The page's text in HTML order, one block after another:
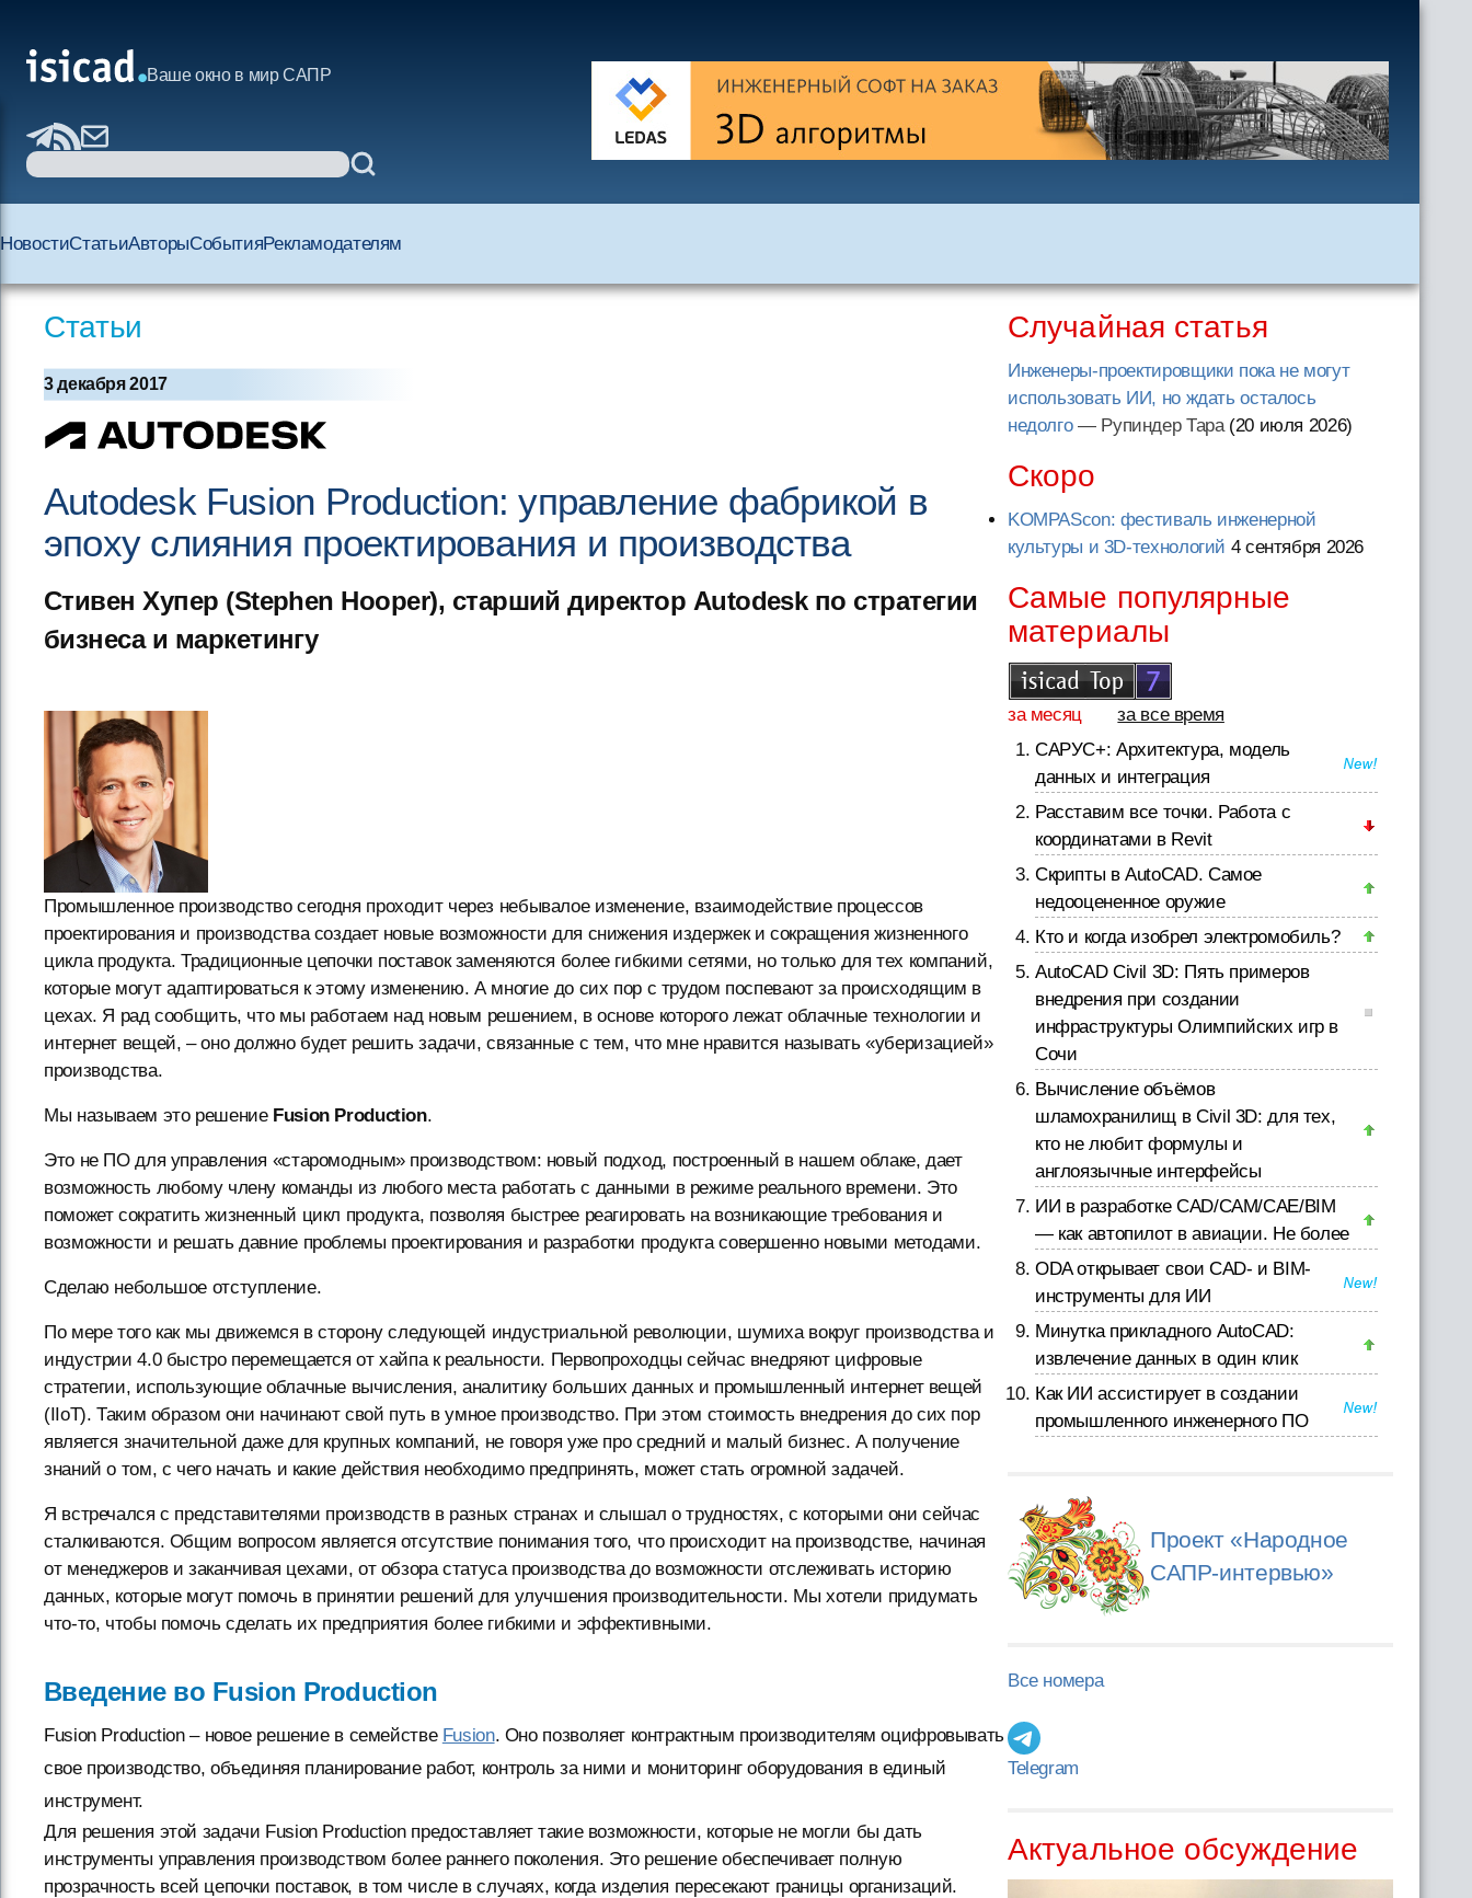
Ваше окно в мир САПР
НовостиСтатьиАвторыСобытияРекламодателям
Статьи
3 декабря 2017
Autodesk Fusion Production: управление фабрикой в
эпоху слияния проектирования и производства
Стивен Хупер (Stephen Hooper), старший директор Autodesk по стратегии
бизнеса и маркетингу
Промышленное производство сегодня проходит через небывалое изменение, взаимодействие процессов
проектирования и производства создает новые возможности для снижения издержек и сокращения жизненного
цикла продукта. Традиционные цепочки поставок заменяются более гибкими сетями, но только для тех компаний,
которые могут адаптироваться к этому изменению. А многие до сих пор с трудом поспевают за происходящим в
цехах. Я рад сообщить, что мы работаем над новым решением, в основе которого лежат облачные технологии и
интернет вещей, – оно должно будет решить задачи, связанные с тем, что мне нравится называть «уберизацией»
производства.
Мы называем это решение Fusion Production.
Это не ПО для управления «старомодным» производством: новый подход, построенный в нашем облаке, дает
возможность любому члену команды из любого места работать с данными в режиме реального времени. Это
поможет сократить жизненный цикл продукта, позволяя быстрее реагировать на возникающие требования и
возможности и решать давние проблемы проектирования и разработки продукта совершенно новыми методами.
Сделаю небольшое отступление.
По мере того как мы движемся в сторону следующей индустриальной революции, шумиха вокруг производства и
индустрии 4.0 быстро перемещается от хайпа к реальности. Первопроходцы сейчас внедряют цифровые
стратегии, использующие облачные вычисления, аналитику больших данных и промышленный интернет вещей
(IIoT). Таким образом они начинают свой путь в умное производство. При этом стоимость внедрения до сих пор
является значительной даже для крупных компаний, не говоря уже про средний и малый бизнес. А получение
знаний о том, с чего начать и какие действия необходимо предпринять, может стать огромной задачей.
Я встречался с представителями производств в разных странах и слышал о трудностях, с которыми они сейчас
сталкиваются. Общим вопросом является отсутствие понимания того, что происходит на производстве, начиная
от менеджеров и заканчивая цехами, от обзора статуса производства до возможности отслеживать историю
данных, которые могут помочь в принятии решений для улучшения производительности. Мы хотели придумать
что-то, чтобы помочь сделать их предприятия более гибкими и эффективными.
Введение во Fusion Production
Fusion Production – новое решение в семействе Fusion. Оно позволяет контрактным производителям оцифровывать
свое производство, объединяя планирование работ, контроль за ними и мониторинг оборудования в единый
инструмент.
Для решения этой задачи Fusion Production предоставляет такие возможности, которые не могли бы дать
инструменты управления производством более раннего поколения. Это решение обеспечивает полную
прозрачность всей цепочки поставок, в том числе в случаях, когда изделия пересекают границы организаций.
Случайная статья
Инженеры-проектировщики пока не могут
использовать ИИ, но ждать осталось
недолго— Рупиндер Тара (20 июля 2026)
Скоро
KOMPAScon: фестиваль инженерной
культуры и 3D-технологий 4 сентября 2026
Самые популярные
материалы
за месяц
за все время
САРУС+: Архитектура, модель
данных и интеграция
Расставим все точки. Работа с
координатами в Revit
Скрипты в AutoCAD. Самое
недооцененное оружие
Кто и когда изобрел электромобиль?
AutoCAD Civil 3D: Пять примеров
внедрения при создании
инфраструктуры Олимпийских игр в
Сочи
Вычисление объёмов
шламохранилищ в Civil 3D: для тех,
кто не любит формулы и
англоязычные интерфейсы
ИИ в разработке CAD/CAM/CAE/BIM
— как автопилот в авиации. Не более
ODA открывает свои CAD- и BIM-
инструменты для ИИ
Минутка прикладного AutoCAD:
извлечение данных в один клик
Как ИИ ассистирует в создании
промышленного инженерного ПО
Проект «Народное
САПР-интервью»
Все номера
Telegram
Актуальное обсуждение